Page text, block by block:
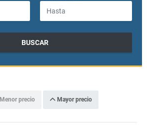
BUSCAR
Menor precio Mayor precio